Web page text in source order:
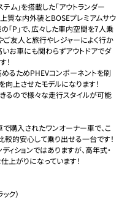
ム」を搭載した「アウトランダー
質な内外装とBOSEプレミアムサウ
P」で、広々した車内空間を7人乗
ご友人と旅行やレジャーによく行か
お車にも関わらずアウトドアでダ
！
るためPHEVコンポーネントを刷
向上させたモデルになります！
るので様々な走行スタイルが可能
購入されたワンオーナー車で、こ
較的安心して乗り出せる一台です！
ションではありますが、高年式・
上がりになっています！
ク）